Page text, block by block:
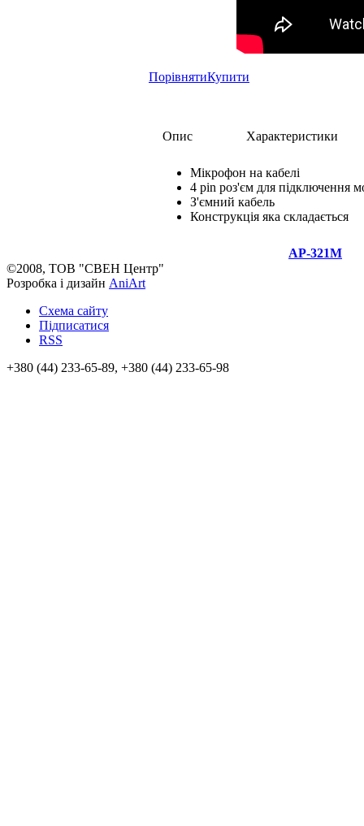
ПорівнятиКупити
Опис Характеристики
Мікрофон на кабелі
4 pin роз'єм для підключення
З'ємний кабель
Конструкція яка складається
AP-321M
©2008, ТОВ "СВЕН Центр"
Розробка і дизайн AniArt
Схема сайту
Підписатися
RSS
+380 (44) 233-65-89, +380 (44) 233-65-98